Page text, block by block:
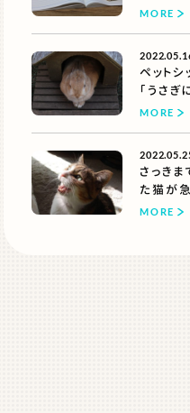
る？
MORE
ペット
「うさ
は？夏と
MORE
さっき
た猫が
なぜ？
MORE